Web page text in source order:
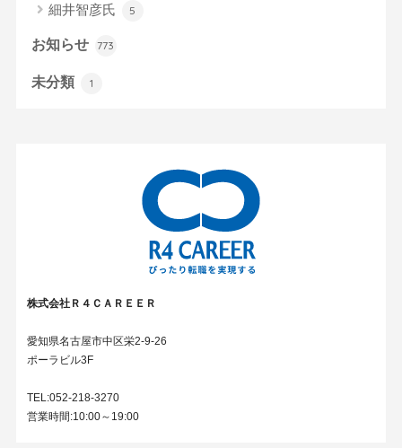
細井智彦氏 5
お知らせ 773
未分類 1
株式会社Ｒ４ＣＡＲＥＥＲ
愛知県名古屋市中区栄2-9-26
ポーラビル3F
TEL:052-218-3270
営業時間:10:00～19:00